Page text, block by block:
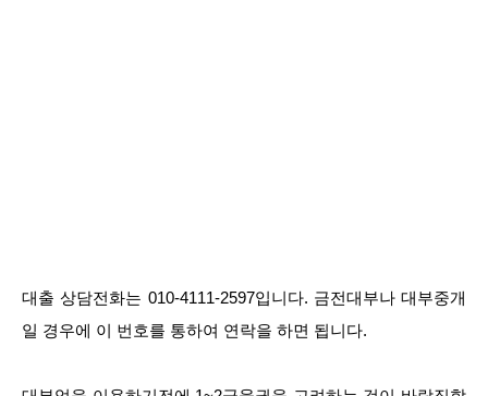
대출 상담전화는 010-4111-2597입니다. 금전대부나 대부중개
일 경우에 이 번호를 통하여 연락을 하면 됩니다.